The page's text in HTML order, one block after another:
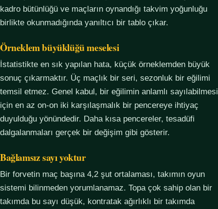
kadro bütünlüğü ve maçların oynandığı takvim yoğunluğu
birlikte okunmadığında yanıltıcı bir tablo çıkar.
Örneklem büyüklüğü meselesi
İstatistikte en sık yapılan hata, küçük örneklemden büyük
sonuç çıkarmaktır. Üç maçlık bir seri, sezonluk bir eğilimi
temsil etmez. Genel kabul, bir eğilimin anlamlı sayılabilmesi
için en az on-on iki karşılaşmalık bir pencereye ihtiyaç
duyulduğu yönündedir. Daha kısa pencereler, tesadüfi
dalgalanmaları gerçek bir değişim gibi gösterir.
Bağlamsız sayı yoktur
Bir forvetin maç başına 4,2 şut ortalaması, takımın oyun
sistemi bilinmeden yorumlanamaz. Topa çok sahip olan bir
takımda bu sayı düşük, kontratak ağırlıklı bir takımda